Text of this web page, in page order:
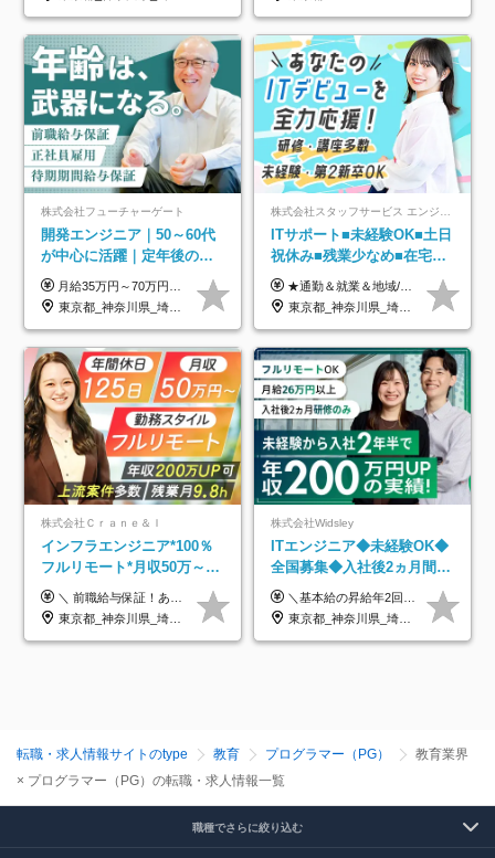
株式会社フューチャーゲート
開発エンジニア｜50～60代
が中心に活躍｜定年後の給
与減ナシ｜年収50万円アッ
プ実績／昇給率92％（直近3
年）
月給35万円～70万円（固定残業代30時間分63,869円～を含む）+賞与年1回 ※30時間を超える分は別途支給します ●これまでのご経験・スキル・前職給与をできる限り考慮します ●待機期間も給与を100％支給します ●試用期間中も給与や福利厚生は同じです ≪年収を維持しながら長く働けます！≫ 一般的な企業では55歳や60歳を機に年収が下がりますが、 当社は役職などではなく「スキルや経験」で評価。 エンジニアとして長く働きながら あなたにふさわしい年収を維持できます！
東京都_神奈川県_埼玉県_千葉県
ITサポート■未経験OK■土日
祝休み■残業少なめ■在宅実
績あり■約900種類のスキル
アップ講座あり■全国募集
★通勤＆就業＆地域/住宅＆役職手当あり ★残業代は全額支給 ★選べる給与制度あり！ ■東京・神奈川・千葉・埼玉勤務の場合 月給24.5万円～55万円＋諸手当 （残業代は全額支給） (20,000円の地域/住宅手当込み) ■愛知・京都・大阪・兵庫勤務の場合 月給24万円以上＋諸手当 （残業代は全額支給） (15,000円の地域/住宅手当込み) ■茨城・栃木・群馬・静岡・三重・滋賀・広島・福岡勤務の場合 月給23.5万円以上＋諸手当 （残業代は全額支給） (10,000円の地域/住宅手当込み) ■北海道・宮城・山梨・長野・岐阜・奈良・和歌山・岡山勤務の場合 月給23万円以上＋諸手当 （残業代は全額支給） (5,000円の地域/住宅手当込み) ■その他のエリア勤務の場合 月給22.5万円以上＋諸手当 （残業代は全額支給） ※経験や能力を考慮し、当社規定により優遇します 【昇給：年一回実施】 【選べる給与制度】 ★収入を重視する方に… 「変動型人事制度」の選択も可能（派遣先からの評価に応じて収入アップ！） ※年2回のタイミングで希望者と面談の上決定します。
東京都_神奈川県_埼玉県_千葉県_大阪府_愛知県_北海道_岩手県_宮城県_山形県_福島県_茨城県_栃木県_群馬県_山梨県_長野県_富山県_石川県_静岡県_岐阜県_三重県_兵庫県_京都府_滋賀県_奈良県_広島県_岡山県_山口県_愛媛県_福岡県_熊本県_長崎県
株式会社Ｃｒａｎｅ＆Ｉ
インフラエンジニア*100％
フルリモート*月収50万～*
クラウド×上流工程*前職給
与保証*残業月9.8h
＼ 前職給与保証！あなたのこれまでの経験を正当評価 ／ ★月収50万円～スタート！【年俸600万～1,162万8,000円（12分割）】 ――「頑張りが給与に直結しない…」そんな不満とは無縁の環境です。 実際、入社後に「年収150万～200万円UP」を実現した先輩エンジニアが多数活躍中！ 【 収入をさらに押し上げる充実のプラスα 】 スキルを磨くほど得をする「資格手当」 ⇒ 1資格につき毎月3,000円～30,000円を継続支給！ 成果を見逃さない「功績手当」 ⇒ 社員の頑張りに応じて最大10万円をダイレクトに支給！ スピード昇給・高年収も可能 ⇒ 1回の昇給で年収数十万UPのチャンスあり。ゆくゆくは年収1000万以上のハイクラスも目指せます。 ※経験・スキルを考慮の上決定します ※上記金額には固定残業代（月30h分・95,000円～184,000円）を含みます ※超過分は別途全額支給します ※試用期間2ヶ月間あり（その他待遇に差異はありません）
東京都_神奈川県_埼玉県_千葉県_大阪府_愛知県_北海道_青森県_岩手県_宮城県_秋田県_山形県_福島県_茨城県_栃木県_群馬県_新潟県_山梨県_長野県_富山県_石川県_福井県_静岡県_岐阜県_三重県_兵庫県_京都府_滋賀県_奈良県_和歌山県_広島県_岡山県_鳥取県_島根県_山口県_徳島県_香川県_愛媛県_高知県_福岡県_熊本県_佐賀県_長崎県_大分県_宮崎県_鹿児島県_沖縄県
株式会社Widsley
ITエンジニア◆未経験OK◆
全国募集◆入社後2ヵ月間は
研修のみ◆フルリモート
OK◆残業月3h◆服装髪型自
＼基本給の昇給年2回＆プロジェクト手当による昇給年12回！！／ 【経験者の場合】 月給33万円～70万円＋プロジェクト手当＋資格手当 ★スキルや経験を考慮の上、優遇します ★上記給与には固定残業代20時間分(月4万3883円～)を含みます。残業が超過した場合は、追加支給します(残業は月平均3時間とほぼ発生しません。残業がなくても、固定残業代は支給されます) ★試用期間中も、月給や福利厚生等は同じです ---------- 【未経験者の場合】 月給26万円～50万円＋プロジェクト手当＋資格手当 ★スキルや経験を考慮の上、優遇します ★上記給与には固定残業代20時間分(月3万719円～)を含みます。残業が超過した場合は、追加支給します(残業は月平均3時間とほぼ発生しません。残業がなくても、固定残業代は支給されます) ★試用期間6ヵ月あり ・1ヶ月目～：月給23万円～ ・2ヶ月目～6ヶ月目：月給23万円～＋プロジェクト手当1～3万円 （上記給与にはそれぞれ固定残業代20時間分(月3万719円～)を含み、超過した場合は追加支給します。） ---------- 【プロジェクト手当について】 参画するプロジェクトの単価に応じて毎月の歩合給を支給します 業界内でもトップクラスの高還元です！
東京都_神奈川県_埼玉県_千葉県_大阪府_愛知県_北海道_青森県_岩手県_宮城県_秋田県_山形県_福島県_茨城県_栃木県_群馬県_新潟県_山梨県_長野県_富山県_石川県_福井県_静岡県_岐阜県_三重県_兵庫県_京都府_滋賀県_奈良県_和歌山県_広島県_岡山県_鳥取県_島根県_山口県_徳島県_香川県_愛媛県_高知県_福岡県_熊本県_佐賀県_長崎県_大分県_宮崎県_鹿児島県_沖縄県
転職・求人情報サイトのtype 教育 プログラマー（PG）
教育業界
× プログラマー（PG）の転職・求人情報一覧
職種でさらに絞り込む